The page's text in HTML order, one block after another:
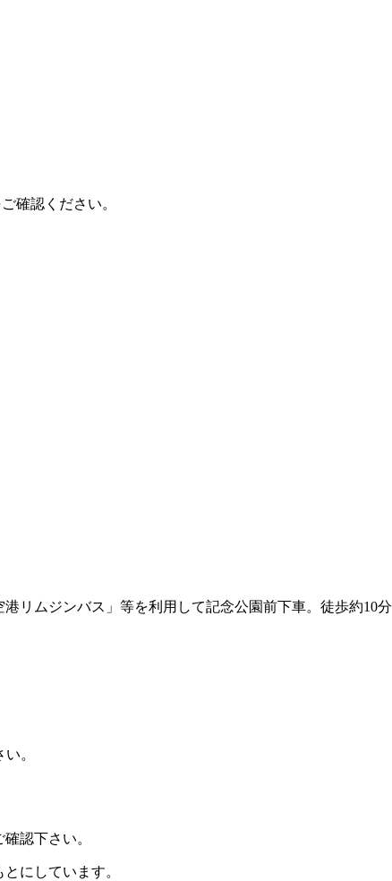
確認ください。
リムジンバス」等を利用して記念公園前下車。徒歩約10分
。
認下さい。
にしています。